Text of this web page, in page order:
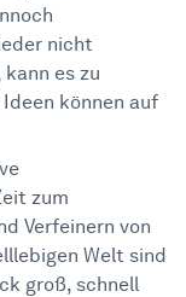
nicht
es zu
können auf
zum
Verfeinern von
Welt sind
groß, schnell